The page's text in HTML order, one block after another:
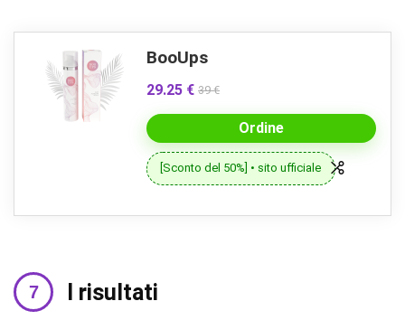
BooUps
29.25 € 39 €
Ordine
[Sconto del 50%] • sito ufficiale
I risultati